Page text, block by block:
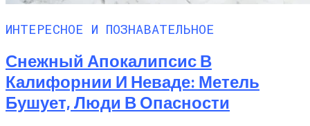
ИНТЕРЕСНОЕ И ПОЗНАВАТЕЛЬНОЕ
Снежный Апокалипсис В
Калифорнии И Неваде: Метель
Бушует, Люди В Опасности